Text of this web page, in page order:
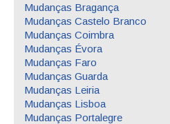
Mudanças Bragança
Mudanças Castelo Branco
Mudanças Coimbra
Mudanças Évora
Mudanças Faro
Mudanças Guarda
Mudanças Leiria
Mudanças Lisboa
Mudanças Portalegre